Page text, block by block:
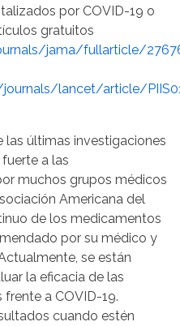
por COVID-19 o
gratuitos
jama/fullarticle/
lancet/article/
las últimas investigaciones
a las
muchos grupos médicos
Americana del
de los medicamentos
por su médico y
se están
la eficacia de las
a COVID-19.
cuando estén